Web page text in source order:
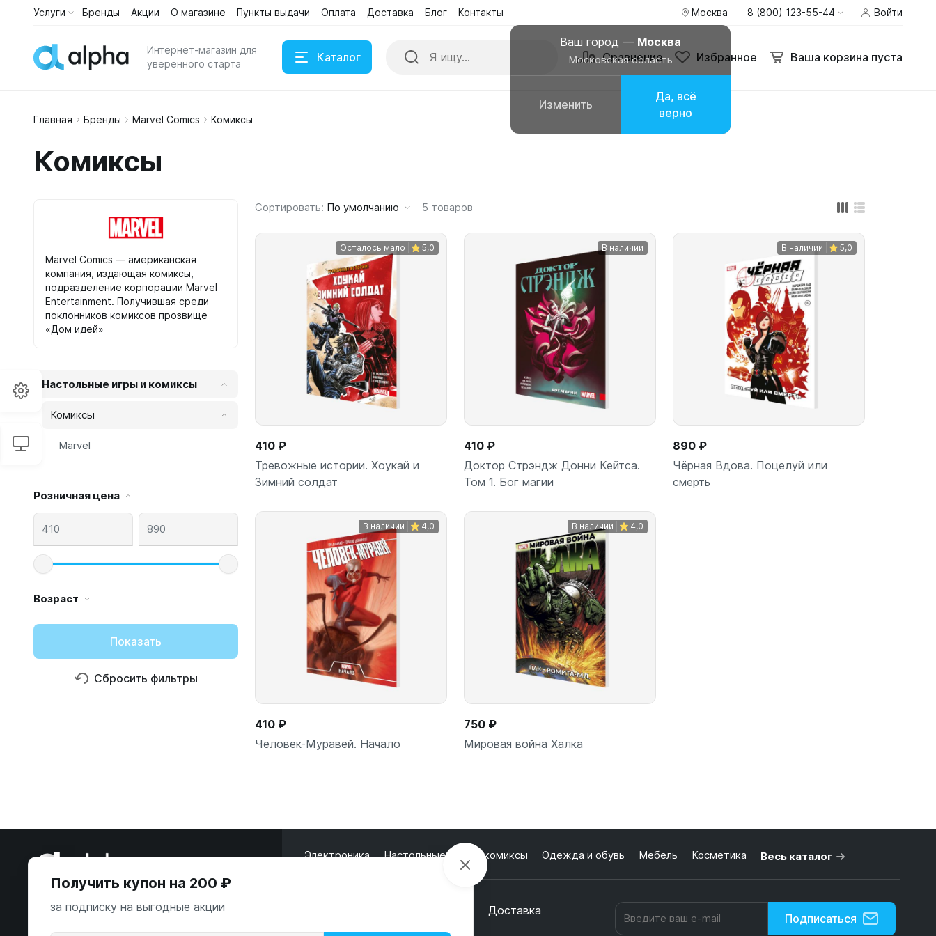
Поиск Сравнение Избранное
Услуги Бренды Акции О магазине Пункты выдачи Оплата Доставка Блог Контакты Москва
Ваш город — Москва
Московская область
Изменить
Да, всё
верно
8 (800) 123-55-44 Войти
Интернет-магазин для
уверенного старта
Каталог Сравнение Избранное Ваша корзина пуста
Главная Бренды Marvel Comics Комиксы
Комиксы
Marvel Comics — американская
компания, издающая комиксы,
подразделение корпорации Marvel
Entertainment. Получившая среди
поклонников комиксов прозвище
«Дом идей»
Настольные игры и комиксы
Комиксы
Marvel
Розничная цена
Возраст
Показать
Сбросить фильтры
Сортировать: По умолчанию 5 товаров
Осталось мало 5,0
410 ₽
Тревожные истории. Хоукай и
Зимний солдат
В наличии
410 ₽
Доктор Стрэндж Донни Кейтса.
Том 1. Бог магии
В наличии 5,0
890 ₽
Чёрная Вдова. Поцелуй или
смерть
В наличии 4,0
410 ₽
Человек-Муравей. Начало
В наличии 4,0
750 ₽
Мировая война Халка
ООО «Некстайп» 2026 © Все права
защищены
Электроника Настольные игры и комиксы Одежда и обувь Мебель Косметика Весь каталог
Доставка
Подписаться
Получить купон на 200 ₽
за подписку на выгодные акции